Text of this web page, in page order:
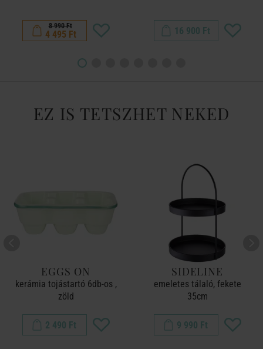
8 990 Ft
4 495 Ft 16 900 Ft
EZ IS TETSZHET NEKED
EGGS ON
kerámia tojástartó 6db-os ,
zöld
2 490 Ft
SIDELINE
emeletes tálaló, fekete
35cm
9 990 Ft